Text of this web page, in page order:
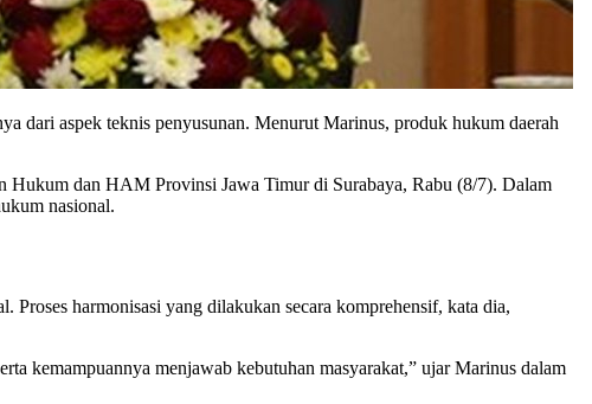
dari aspek teknis penyusunan. Menurut Marinus, produk hukum daerah
dan HAM Provinsi Jawa Timur di Surabaya, Rabu (8/7). Dalam
nasional.
Proses harmonisasi yang dilakukan secara komprehensif, kata dia,
kemampuannya menjawab kebutuhan masyarakat,” ujar Marinus dalam